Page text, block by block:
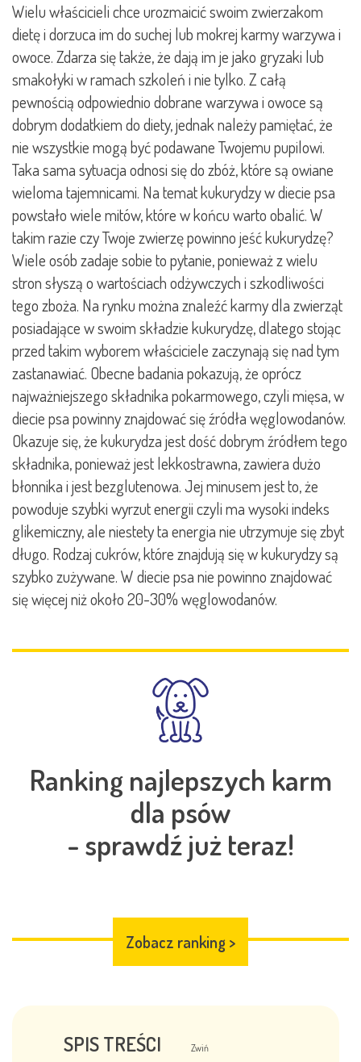
Wielu właścicieli chce urozmaicić swoim zwierzakom
dietę i dorzuca im do suchej lub mokrej karmy warzywa i
owoce. Zdarza się także, że dają im je jako gryzaki lub
smakołyki w ramach szkoleń i nie tylko. Z całą
pewnością odpowiednio dobrane warzywa i owoce są
dobrym dodatkiem do diety, jednak należy pamiętać, że
nie wszystkie mogą być podawane Twojemu pupilowi.
Taka sama sytuacja odnosi się do zbóż, które są owiane
wieloma tajemnicami. Na temat kukurydzy w diecie psa
powstało wiele mitów, które w końcu warto obalić. W
takim razie czy Twoje zwierzę powinno jeść kukurydzę?
Wiele osób zadaje sobie to pytanie, ponieważ z wielu
stron słyszą o wartościach odżywczych i szkodliwości
tego zboża. Na rynku można znaleźć karmy dla zwierząt
posiadające w swoim składzie kukurydzę, dlatego stojąc
przed takim wyborem właściciele zaczynają się nad tym
zastanawiać. Obecne badania pokazują, że oprócz
najważniejszego składnika pokarmowego, czyli mięsa, w
diecie psa powinny znajdować się źródła węglowodanów.
Okazuje się, że kukurydza jest dość dobrym źródłem tego
składnika, ponieważ jest lekkostrawna, zawiera dużo
błonnika i jest bezglutenowa. Jej minusem jest to, że
powoduje szybki wyrzut energii czyli ma wysoki indeks
glikemiczny, ale niestety ta energia nie utrzymuje się zbyt
długo. Rodzaj cukrów, które znajdują się w kukurydzy są
szybko zużywane. W diecie psa nie powinno znajdować
się więcej niż około 20-30% węglowodanów.
Ranking najlepszych karm
dla psów
- sprawdź już teraz!
Zobacz ranking >
SPIS TREŚCI Zwiń